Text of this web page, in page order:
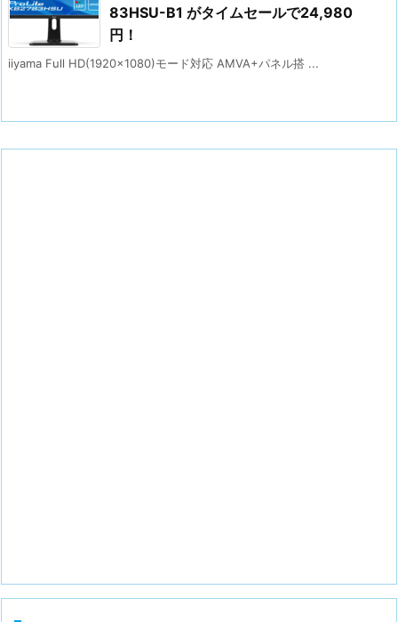
83HSU-B1 がタイムセールで24,980
円！
iiyama Full HD(1920x1080)モード対応 AMVA+パネル搭 ...